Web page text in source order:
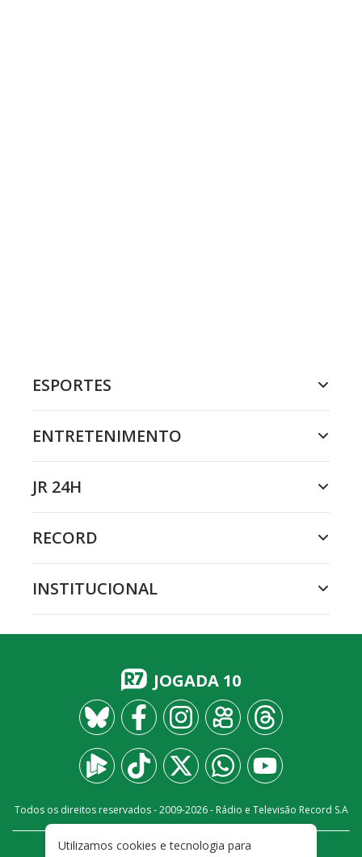
ESPORTES
ENTRETENIMENTO
JR 24H
RECORD
INSTITUCIONAL
JOGADA 10
Todos os direitos reservados - 2009-2026- Rádio e Televisão Record S.A
Utilizamos cookies e tecnologia para